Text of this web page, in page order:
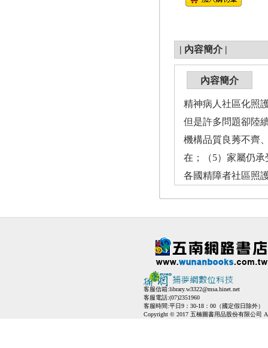
| 內容簡介 |
內容簡介
精神病人社區化照
但是許多問題卻陸
機構品質良莠不齊
在；（5）家屬仍
各國精障者社區照
客服信箱:library.w3322@msa.hinet.net
客服電話:(07)2351960
客服時間:平日9：30-18：00（國定假日除外）
Copyright © 2017 五楠圖書用品股份有限公司